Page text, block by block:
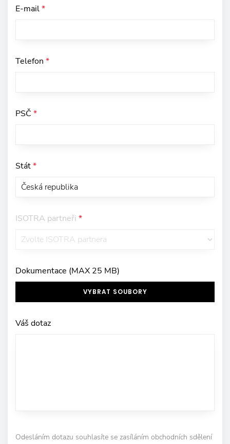
E-mail*
Telefon *
PSČ *
Stát*
ISOTRA partneři *
Dokumentace (MAX 25 MB)
VYBRAT SOUBORY
Váš dotaz
Odesláním dotazu souhlasíte se zasíláním obchodních sdělení